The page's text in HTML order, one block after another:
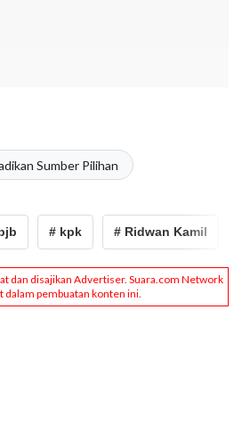
Sumber Pilihan
# kpk # Ridwan Kamil